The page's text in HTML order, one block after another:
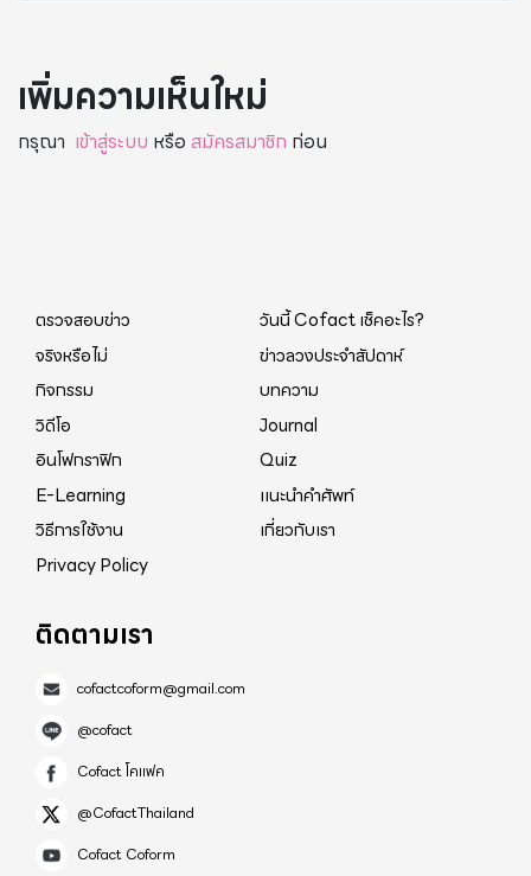
เพิ่มความเห็นใหม่
กรุณา เข้าสู่ระบบ หรือ สมัครสมาชิก ก่อน
ตรวจสอบข่าว
วันนี้ Cofact เช็คอะไร?
จริงหรือไม่
ข่าวลวงประจำสัปดาห์
กิจกรรม
บทความ
วิดีโอ
Journal
อินโฟกราฟิก
Quiz
E-Learning
แนะนำคำศัพท์
วิธีการใช้งาน
เกี่ยวกับเรา
Privacy Policy
ติดตามเรา
cofactcoform@gmail.com
@cofact
Cofact โคแฟค
@CofactThailand
Cofact Coform